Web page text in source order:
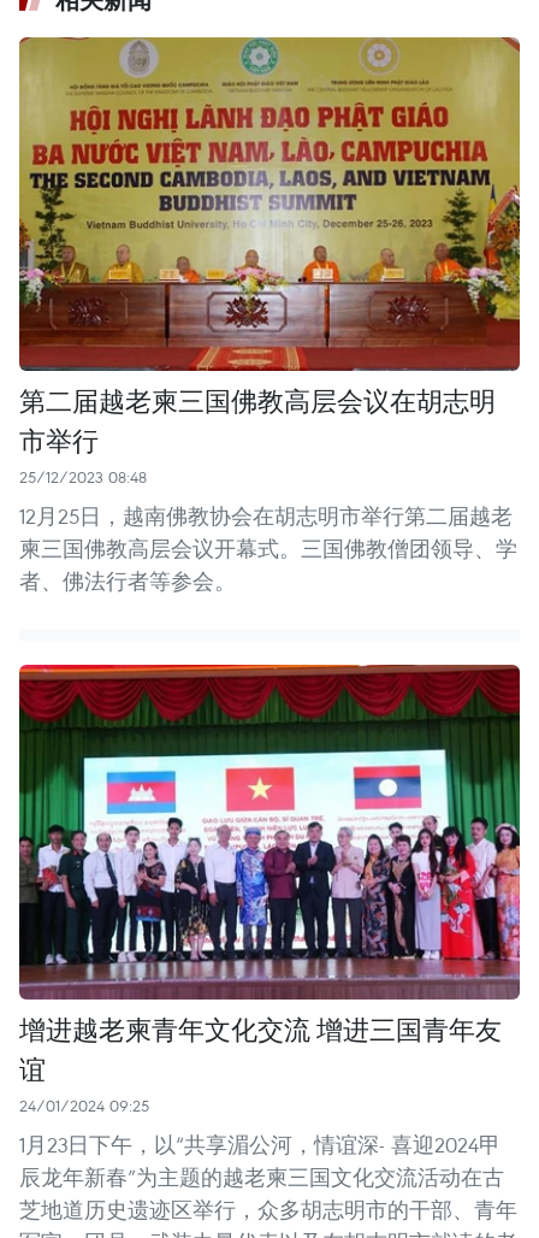
第二届越老柬三国佛教高层会议在胡志明
市举行
25/12/2023 08:48
12月25日，越南佛教协会在胡志明市举行第二届越老
柬三国佛教高层会议开幕式。三国佛教僧团领导、学
者、佛法行者等参会。
增进越老柬青年文化交流 增进三国青年友
谊
24/01/2024 09:25
1月23日下午，以“共享湄公河，情谊深- 喜迎2024甲
辰龙年新春”为主题的越老柬三国文化交流活动在古
芝地道历史遗迹区举行，众多胡志明市的干部、青年